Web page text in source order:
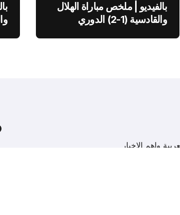
بالفيديو | ملخص مباراة الهلال
والقادسية (1-2) الدوري
واهم الاخبار